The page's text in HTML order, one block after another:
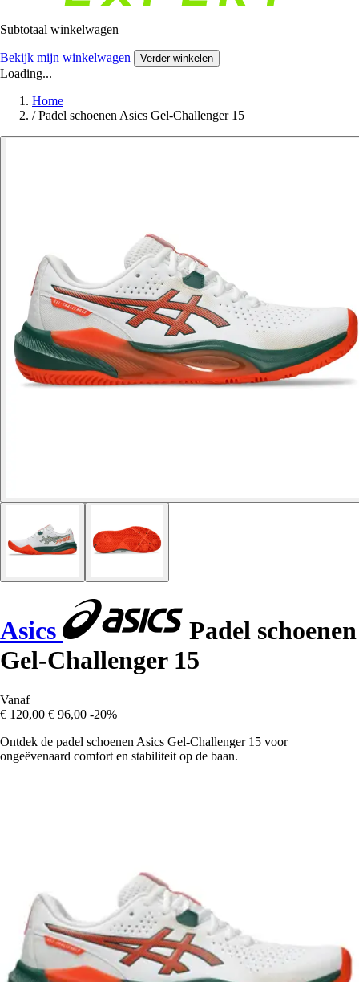
Subtotaal winkelwagen
Bekijk mijn winkelwagen Verder winkelen
Loading...
Home
/ Padel schoenen Asics Gel-Challenger 15
Asics
Padel schoenen
Gel-Challenger 15
Vanaf
€ 120,00 € 96,00 -20%
Ontdek de padel schoenen Asics Gel-Challenger 15 voor
ongeëvenaard comfort en stabiliteit op de baan.